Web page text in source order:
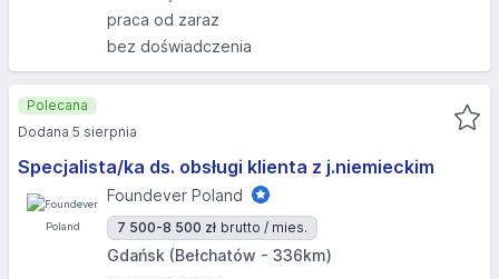
praca od zaraz
bez doświadczenia
Specjalista/ka ds. obsługi klienta z j.niemieckim
Foundever Poland
7 500-8 500 zł brutto / mies.
Gdańsk (Bełchatów - 336km)
Polecana
Dodana 5 sierpnia